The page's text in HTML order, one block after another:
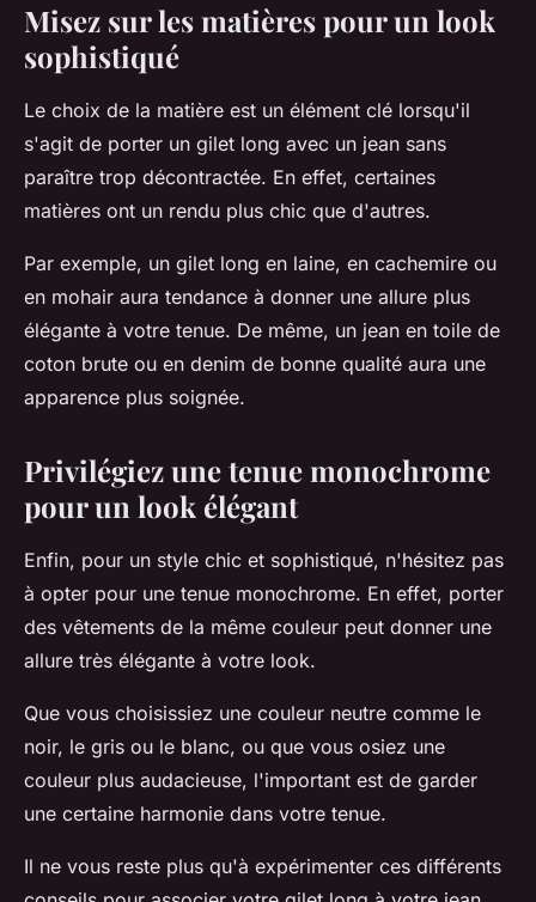
Misez sur les matières pour un look
sophistiqué
Le choix de la matière est un élément clé lorsqu'il
s'agit de porter un gilet long avec un jean sans
paraître trop décontractée. En effet, certaines
matières ont un rendu plus chic que d'autres.
Par exemple, un gilet long en laine, en cachemire ou
en mohair aura tendance à donner une allure plus
élégante à votre tenue. De même, un jean en toile de
coton brute ou en denim de bonne qualité aura une
apparence plus soignée.
Privilégiez une tenue monochrome
pour un look élégant
Enfin, pour un style chic et sophistiqué, n'hésitez pas
à opter pour une tenue monochrome. En effet, porter
des vêtements de la même couleur peut donner une
allure très élégante à votre look.
Que vous choisissiez une couleur neutre comme le
noir, le gris ou le blanc, ou que vous osiez une
couleur plus audacieuse, l'important est de garder
une certaine harmonie dans votre tenue.
Il ne vous reste plus qu'à expérimenter ces différents